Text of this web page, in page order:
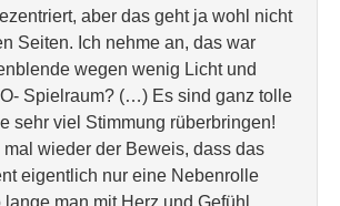
aber das geht ja wohl nicht
Seiten. Ich nehme an, das war
wegen wenig Licht und
Spielraum? (…) Es sind ganz tolle
sehr viel Stimmung rüberbringen!
mal wieder der Beweis, dass das
eigentlich nur eine Nebenrolle
man mit Herz und Gefühl